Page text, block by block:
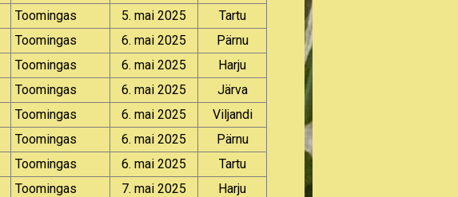
Toomingas 5. mai 2025
Tartu
Toomingas 6. mai 2025
Pärnu
Toomingas 6. mai 2025
Harju
Toomingas 6. mai 2025
Järva
Toomingas 6. mai 2025
Viljandi
Toomingas 6. mai 2025
Pärnu
Toomingas 6. mai 2025
Tartu
Toomingas 7. mai 2025
Harju